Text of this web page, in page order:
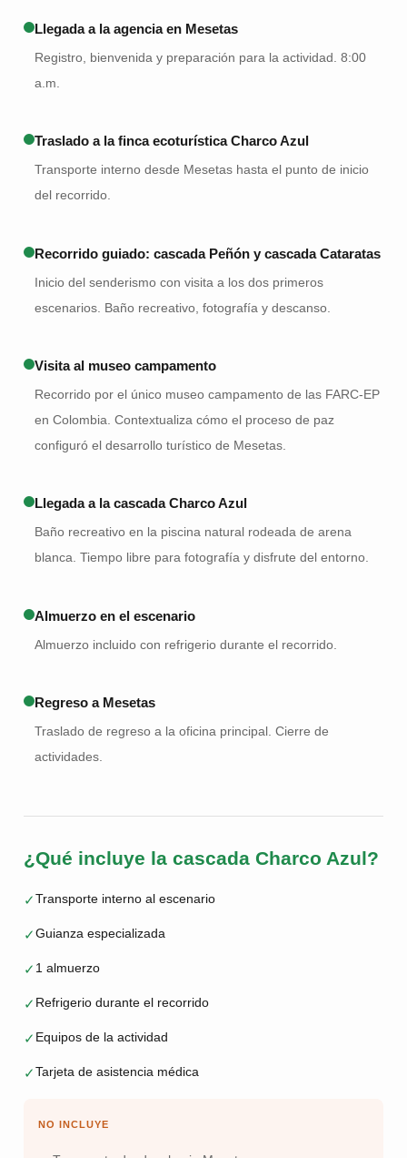
Llegada a la agencia en Mesetas
Registro, bienvenida y preparación para la actividad. 8:00
a.m.
Traslado a la finca ecoturística Charco Azul
Transporte interno desde Mesetas hasta el punto de inicio
del recorrido.
Recorrido guiado: cascada Peñón y cascada Cataratas
Inicio del senderismo con visita a los dos primeros
escenarios. Baño recreativo, fotografía y descanso.
Visita al museo campamento
Recorrido por el único museo campamento de las FARC-EP
en Colombia. Contextualiza cómo el proceso de paz
configuró el desarrollo turístico de Mesetas.
Llegada a la cascada Charco Azul
Baño recreativo en la piscina natural rodeada de arena
blanca. Tiempo libre para fotografía y disfrute del entorno.
Almuerzo en el escenario
Almuerzo incluido con refrigerio durante el recorrido.
Regreso a Mesetas
Traslado de regreso a la oficina principal. Cierre de
actividades.
¿Qué incluye la cascada Charco Azul?
✓Transporte interno al escenario
✓Guianza especializada
✓ 1 almuerzo
✓ Refrigerio durante el recorrido
✓ Equipos de la actividad
✓Tarjeta de asistencia médica
NO INCLUYE